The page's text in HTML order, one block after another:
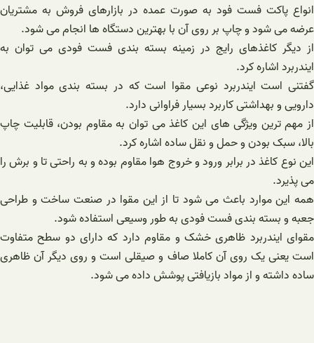
انواع پاکت فست فود به صورت عمده در بازارهای فروش به مشتریان
عرضه می شود و چاپ بر روی آن با بهترین دستگاه ها انجام می شود.
از دیگر کاغذهای رایج در زمینه بسته بندی فست فودی می توان به
ایندربرد اشاره کرد.
گفتنی است ایندربرد نوعی مقوا است که در بسته بندی مواد غذایی،
دارویی و بهداشتی کاربرد بسیار فراوانی دارد.
از مهم ترین ویژگی های این کاغذ می توان به مقاوم بودن، قابلیت چاپ
بالا، سبک بودن و حمل و نقل ساده اشاره کرد.
این نوع کاغذ در برابر ورود و خروج هوا مقاوم بوده و به راحتی تا و برش را
می پذیرد.
همه این موارد باعث می شود تا از این مقوا در صنعت ساخت و طراحی
جعبه و بسته بندی فست فودی به طور وسیعی استفاده شود.
مقوای ایندربرد ظاهری خشک و مقاوم دارد که دارای دو سطح متفاوت
است یعنی یک روی آن کاملا صاف و صیقلی است و روی دیگر آن ظاهری
ساده داشته و از مواد بازیافتی پوشش داده می شود.